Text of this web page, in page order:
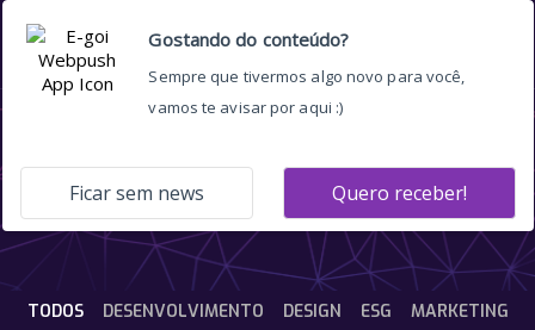
DESENVOLVIMENTO DESIGN ESG MARKETING
TODOS